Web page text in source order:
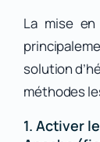
La mise
solution
méthodes
1. Activer